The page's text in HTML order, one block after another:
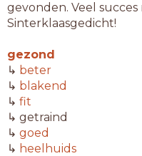
gevonden. Veel
Sinterklaasgedicht!
gezond
↳ beter
↳ blakend
↳ fit
↳ getraind
↳ goed
↳ heelhuids